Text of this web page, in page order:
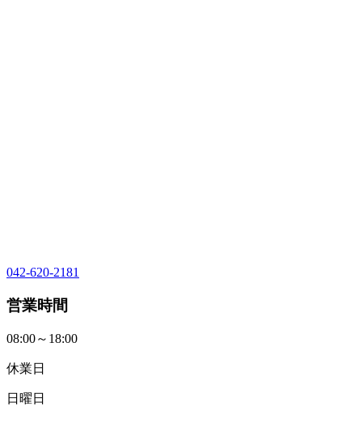
042-620-2181
営業時間
08:00～18:00
休業日
日曜日